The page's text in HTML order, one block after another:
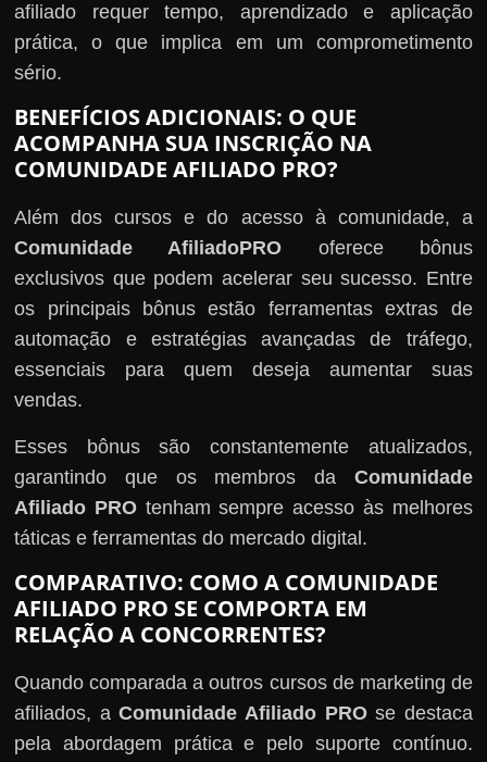
afiliado requer tempo, aprendizado e aplicação
prática, o que implica em um comprometimento
sério.
BENEFÍCIOS ADICIONAIS: O QUE
ACOMPANHA SUA INSCRIÇÃO NA
COMUNIDADE AFILIADO PRO?
Além dos cursos e do acesso à comunidade, a
Comunidade AfiliadoPRO oferece bônus
exclusivos que podem acelerar seu sucesso. Entre
os principais bônus estão ferramentas extras de
automação e estratégias avançadas de tráfego,
essenciais para quem deseja aumentar suas
vendas.
Esses bônus são constantemente atualizados,
garantindo que os membros da Comunidade
Afiliado PRO tenham sempre acesso às melhores
táticas e ferramentas do mercado digital.
COMPARATIVO: COMO A COMUNIDADE
AFILIADO PRO SE COMPORTA EM
RELAÇÃO A CONCORRENTES?
Quando comparada a outros cursos de marketing de
afiliados, aComunidade Afiliado PROse destaca
pela abordagem prática e pelo suporte contínuo.